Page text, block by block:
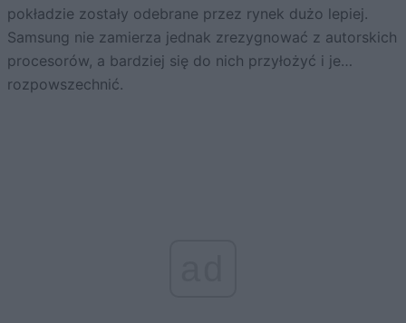
pokładzie zostały odebrane przez rynek dużo lepiej.
Samsung nie zamierza jednak zrezygnować z autorskich
procesorów, a bardziej się do nich przyłożyć i je…
rozpowszechnić.